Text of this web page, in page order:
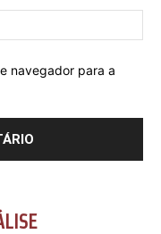
navegador para a